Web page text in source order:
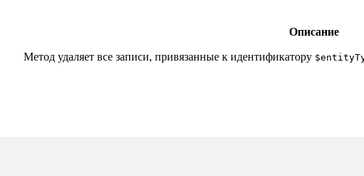
Описание
Метод удаляет все записи, привязанные к идентификатору